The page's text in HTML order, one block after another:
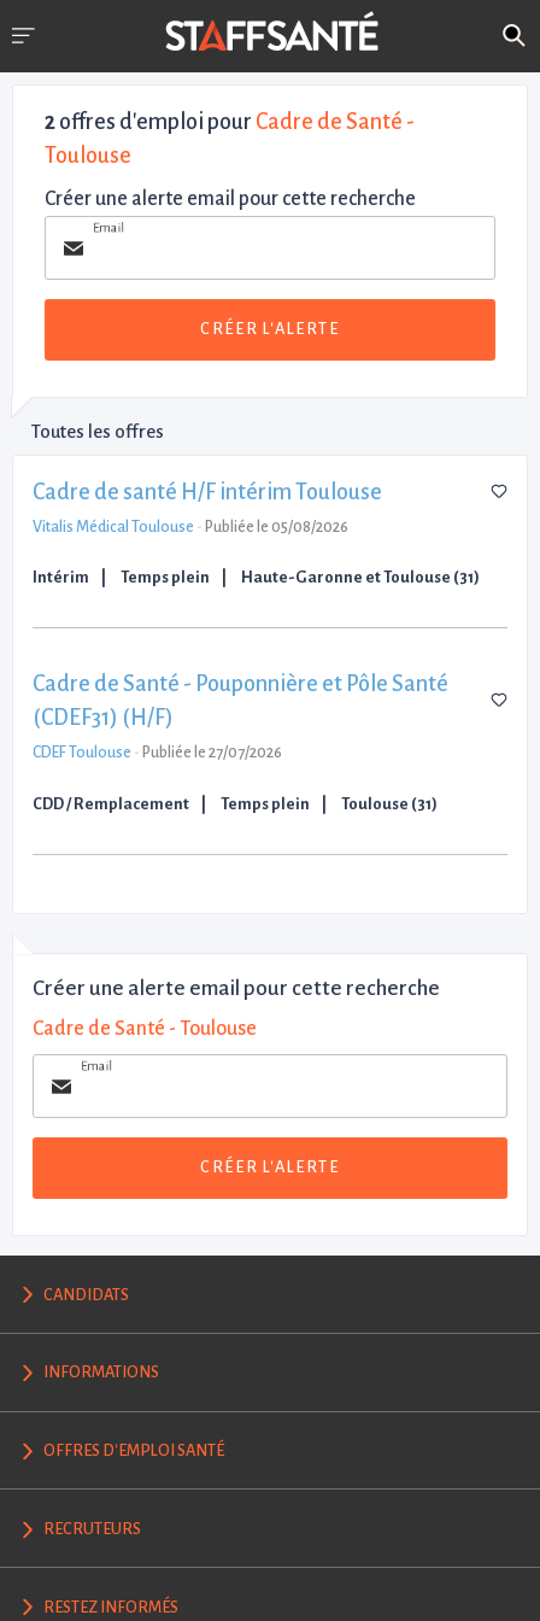
2 offres d'emploi pour Cadre de Santé -
Toulouse
Créer une alerte email pour cette recherche
Email
CRÉER L'ALERTE
Toutes les offres
Cadre de santé H/F intérim Toulouse
Vitalis Médical Toulouse - Publiée le 05/08/2026
Intérim Temps plein Haute-Garonne et Toulouse (31)
Cadre de Santé - Pouponnière et Pôle Santé
(CDEF31) (H/F)
CDEF Toulouse - Publiée le 27/07/2026
CDD / Remplacement Temps plein Toulouse (31)
Créer une alerte email pour cette recherche
Cadre de Santé - Toulouse
Email
CRÉER L'ALERTE
CANDIDATS
INFORMATIONS
OFFRES D'EMPLOI SANTÉ
RECRUTEURS
RESTEZ INFORMÉS